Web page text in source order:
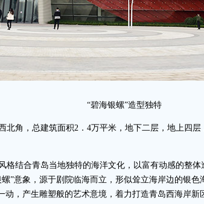
“碧海银螺”造型独特
北角，总建筑面积2．4万平米，地下二层，地上四
格结合青岛当地独特的海洋文化，以富有动感的整
”意象，源于剧院临海而立，形似耸立海岸边的银色
动，产生雕塑般的艺术意境，着力打造青岛西海岸新